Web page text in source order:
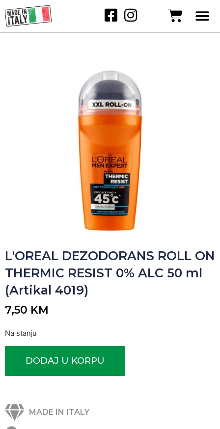
L'OREAL DEZODORANS ROLL ON
THERMIC RESIST 0% ALC 50 ml
(Artikal 4019)
7,50 KM
Na stanju
DODAJ U KORPU
MADE IN ITALY